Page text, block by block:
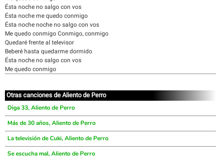
Ésta noche no salgo con vos
Ésta noche me quedo conmigo
Ésta noche noche no salgo con vos
Me quedo conmigo Conmigo, conmigo
Quedaré frente al televisor
Beberé hasta quedarme dormido
Ésta noche no salgo con vos
Me quedo conmigo
Otras canciones de Aliento de Perro
Diga 33, Aliento de Perro
Más de 30 años, Aliento de Perro
La televisión de Cuki, Aliento de Perro
Se escucha mal, Aliento de Perro